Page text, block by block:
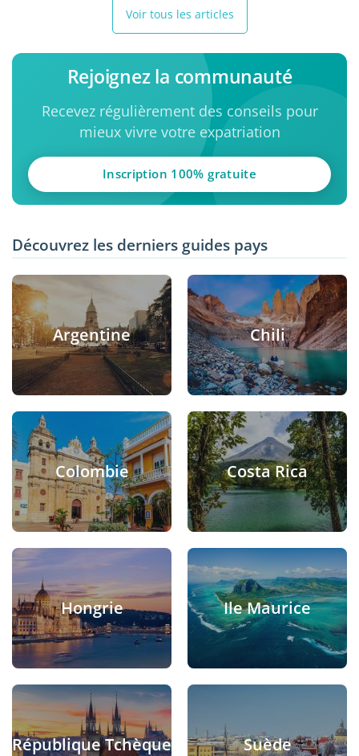
Voir tous les articles
Rejoignez la communauté
Recevez régulièrement des conseils pour
mieux vivre votre expatriation
Inscription 100% gratuite
Découvrez les derniers guides pays
Argentine Chili
Colombie Costa Rica
Hongrie Ile Maurice
République Tchèque Suède